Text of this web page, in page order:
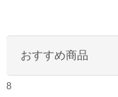
おすすめ商品
8